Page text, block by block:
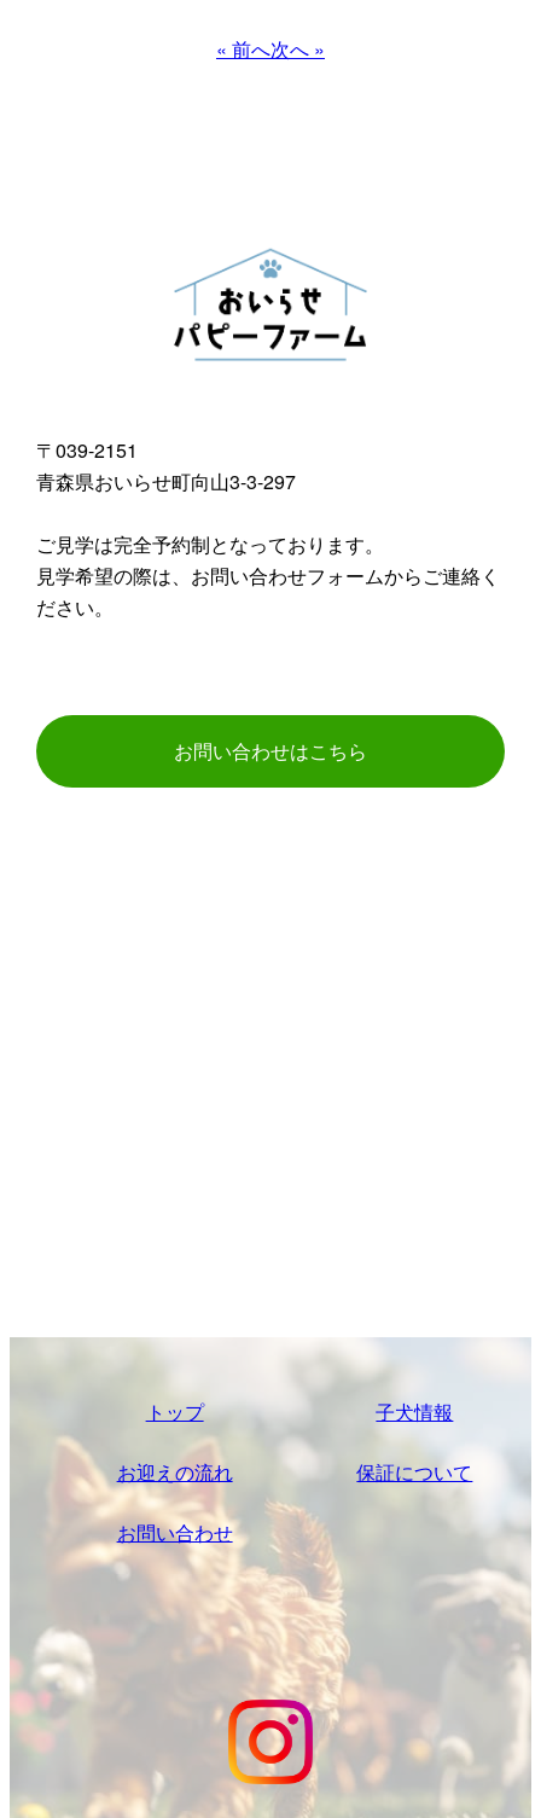
« 前へ次へ »
〒039-2151
青森県おいらせ町向山3-3-297
ご見学は完全予約制となっております。
見学希望の際は、お問い合わせフォームからご連絡く
ださい。
お問い合わせはこちら
トップ 子犬情報
お迎えの流れ 保証について
お問い合わせ